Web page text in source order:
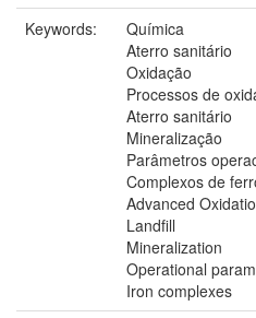
Keywords:
Química
Aterro sanitário
Oxidação
Processos de
Aterro sanitário
Mineralização
Parâmetros
Complexos de
Advanced
Landfill
Mineralization
Operational
Iron complexes